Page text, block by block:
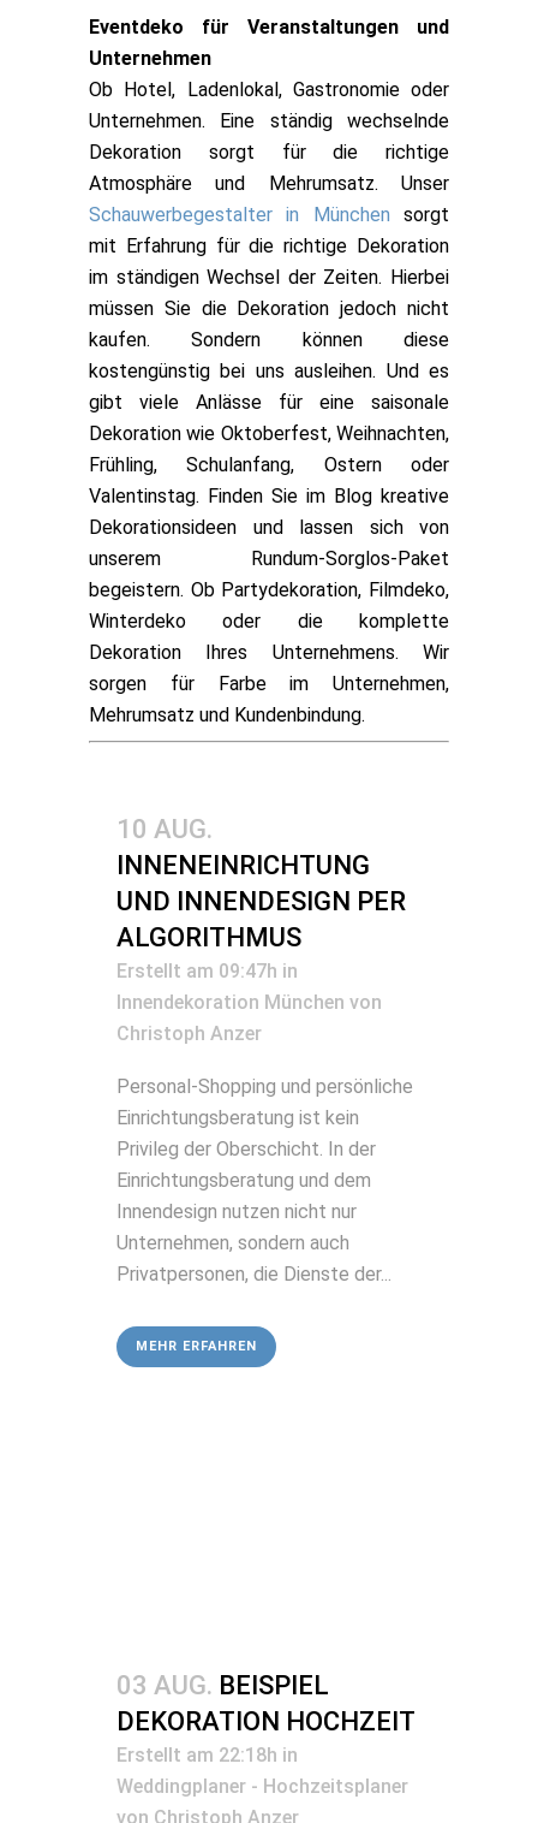
Eventdeko für Veranstaltungen und
Unternehmen
Ob Hotel, Ladenlokal, Gastronomie oder
Unternehmen. Eine ständig wechselnde
Dekoration sorgt für die richtige
Atmosphäre und Mehrumsatz. Unser
Schauwerbegestalter in München sorgt
mit Erfahrung für die richtige Dekoration
im ständigen Wechsel der Zeiten. Hierbei
müssen Sie die Dekoration jedoch nicht
kaufen. Sondern können diese
kostengünstig bei uns ausleihen. Und es
gibt viele Anlässe für eine saisonale
Dekoration wie Oktoberfest, Weihnachten,
Frühling, Schulanfang, Ostern oder
Valentinstag. Finden Sie im Blog kreative
Dekorationsideen und lassen sich von
unserem Rundum-Sorglos-Paket
begeistern. Ob Partydekoration, Filmdeko,
Winterdeko oder die komplette
Dekoration Ihres Unternehmens. Wir
sorgen für Farbe im Unternehmen,
Mehrumsatz und Kundenbindung.
10 AUG.
INNENEINRICHTUNG
UND INNENDESIGN PER
ALGORITHMUS
Erstellt am 09:47h in
Innendekoration München von
Christoph Anzer
Personal-Shopping und persönliche
Einrichtungsberatung ist kein
Privileg der Oberschicht. In der
Einrichtungsberatung und dem
Innendesign nutzen nicht nur
Unternehmen, sondern auch
Privatpersonen, die Dienste der...
MEHR ERFAHREN
03 AUG. BEISPIEL
DEKORATION HOCHZEIT
Erstellt am 22:18h in
Weddingplaner - Hochzeitsplaner
von Christoph Anzer